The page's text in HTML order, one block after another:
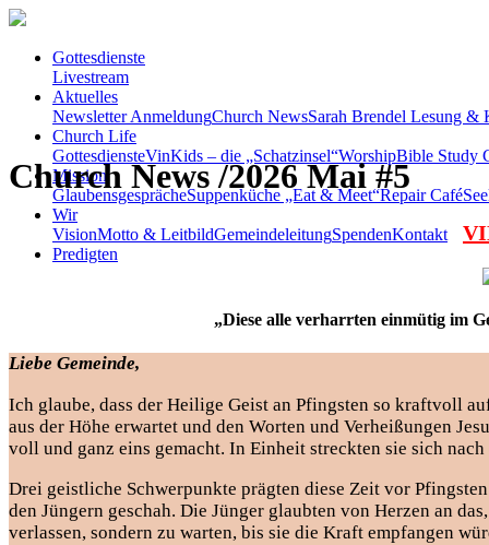
Gottesdienste
Livestream
Aktuelles
Newsletter AnmeldungChurch NewsSarah Brendel Lesung &
Church Life
GottesdiensteVinKids – die „Schatzinsel“WorshipBible Study
Mission
GlaubensgesprächeSuppenküche „Eat & Meet“Repair Café
Wir
VisionMotto & LeitbildGemeindeleitungSpendenKontakt
Predigten
Church News /2026 Mai #5
„Diese alle verharrten einmütig im
Liebe Gemeinde,
Ich glaube, dass der Heilige Geist an Pfingsten so kraftvoll
aus der Höhe erwartet und den Worten und Verheißungen
voll und ganz eins gemacht. In Einheit streckten sie sich
Drei geistliche Schwerpunkte prägten diese Zeit vor
den Jüngern geschah. Die Jünger glaubten von Herzen an
verlassen, sondern zu warten, bis sie die Kraft empfangen